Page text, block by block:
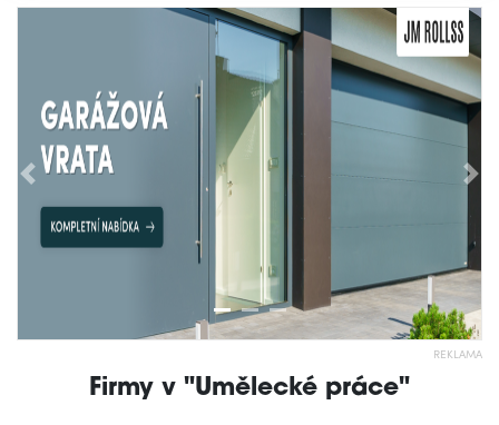
Předchozí
REKLAMA
Firmy v "Umělecké práce"